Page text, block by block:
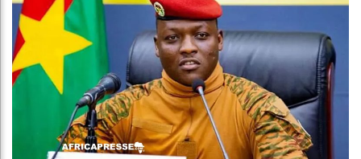
Guinée :
Réforme
Bénin :